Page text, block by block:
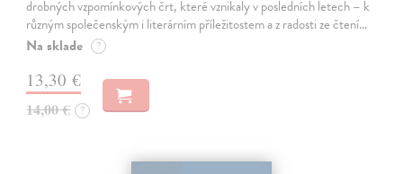
drobných vzpomínkových črt, které vznikaly v posledních letech – k
různým společenským i literárním příležitostem a z radosti ze čtení…
Na sklade ?
13,30 €
14,00 € ?